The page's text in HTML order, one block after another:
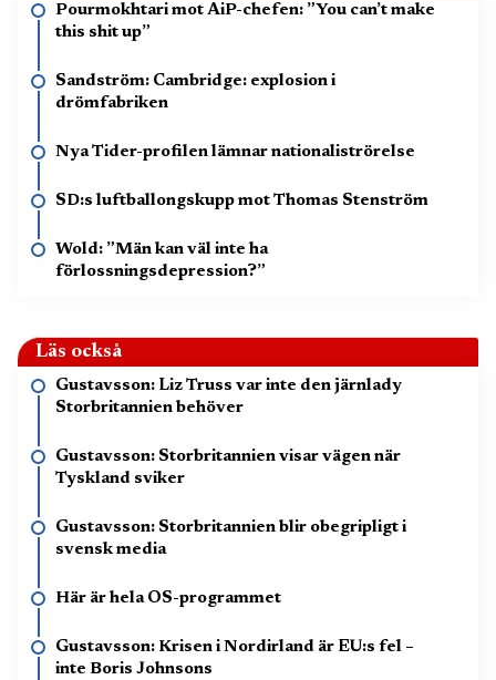
Pourmokhtari mot AiP-chefen: ”You can’t make
this shit up”
Sandström: Cambridge: explosion i
drömfabriken
Nya Tider-profilen lämnar nationaliströrelse
SD:s luftballongskupp mot Thomas Stenström
Wold: ”Män kan väl inte ha
förlossningsdepression?”
Läs också
Gustavsson: Liz Truss var inte den järnlady
Storbritannien behöver
Gustavsson: Storbritannien visar vägen när
Tyskland sviker
Gustavsson: Storbritannien blir obegripligt i
svensk media
Här är hela OS-programmet
Gustavsson: Krisen i Nordirland är EU:s fel –
inte Boris Johnsons